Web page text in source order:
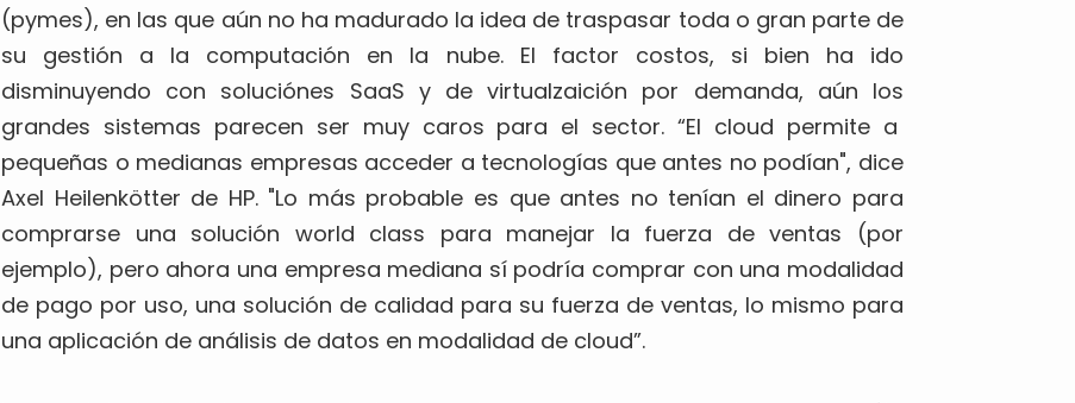
(pymes), en las que aún no ha madurado la idea de traspasar toda o gran parte de
su gestión a la computación en la nube. El factor costos, si bien ha ido
disminuyendo con soluciónes SaaS y de virtualzaición por demanda, aún los
grandes sistemas parecen ser muy caros para el sector. “El cloud permite a
pequeñas o medianas empresas acceder a tecnologías que antes no podían", dice
Axel Heilenkötter de HP. "Lo más probable es que antes no tenían el dinero para
comprarse una solución world class para manejar la fuerza de ventas (por
ejemplo), pero ahora una empresa mediana sí podría comprar con una modalidad
de pago por uso, una solución de calidad para su fuerza de ventas, lo mismo para
una aplicación de análisis de datos en modalidad de cloud”.